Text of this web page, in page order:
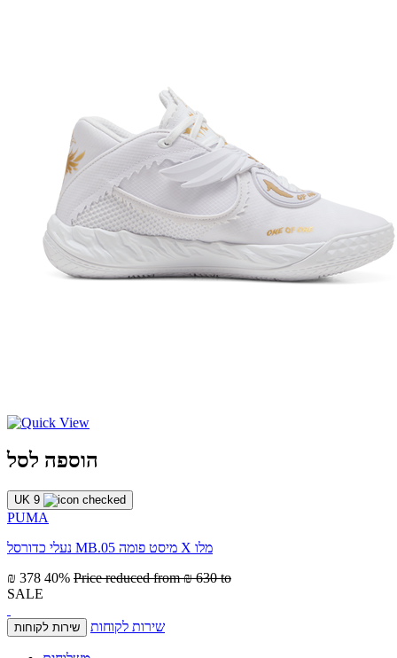
הוספה לסל
UK 9
PUMA
נעלי כדורסל MB.05 מיסט פומה X מלו
₪ 378 40% Price reduced from₪ 630 to
SALE
שירות לקוחות שירות לקוחות